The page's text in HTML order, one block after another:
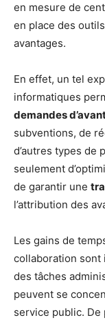
en mesure de
en place des
avantages.
En effet, un tel
informatiques
demandes
subventions, de
d’autres types de
seulement
de garantir une
l’attribution des
Les gains de
collaboration sont
des tâches
peuvent se
service public.